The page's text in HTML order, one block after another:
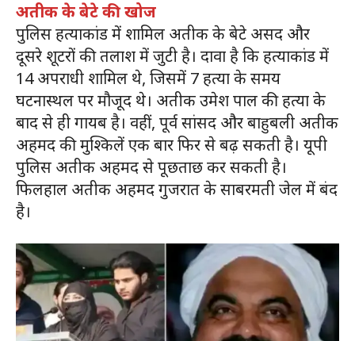
अतीक के बेटे की खोज
पुलिस हत्याकांड में शामिल अतीक के बेटे असद और
दूसरे शूटरों की तलाश में जुटी है। दावा है कि हत्याकांड में
14 अपराधी शामिल थे, जिसमें 7 हत्या के समय
घटनास्थल पर मौजूद थे। अतीक उमेश पाल की हत्या के
बाद से ही गायब है। वहीं, पूर्व सांसद और बाहुबली अतीक
अहमद की मुश्किलें एक बार फिर से बढ़ सकती है। यूपी
पुलिस अतीक अहमद से पूछताछ कर सकती है।
फिलहाल अतीक अहमद गुजरात के साबरमती जेल में बंद
है।